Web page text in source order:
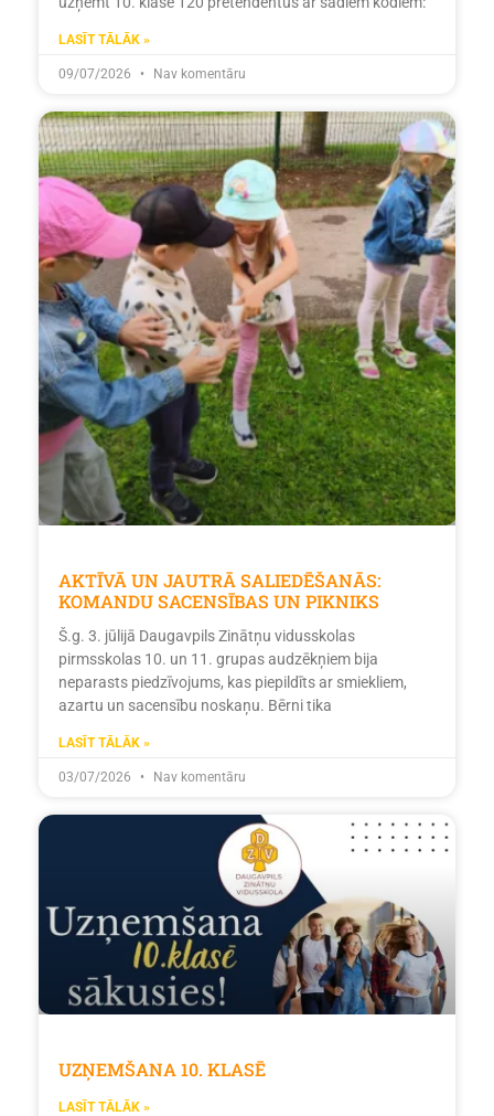
LASĪT TĀLĀK »
09/07/2026 Nav komentāru
AKTĪVĀ UN JAUTRĀ SALIEDĒŠANĀS:
KOMANDU SACENSĪBAS UN PIKNIKS
Š.g. 3. jūlijā Daugavpils Zinātņu vidusskolas
pirmsskolas 10. un 11. grupas audzēkņiem bija
neparasts piedzīvojums, kas piepildīts ar smiekliem,
azartu un sacensību noskaņu. Bērni tika
LASĪT TĀLĀK »
03/07/2026 Nav komentāru
UZŅEMŠANA 10. KLASĒ
LASĪT TĀLĀK »